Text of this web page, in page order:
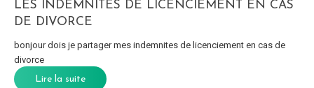
LES INDEMNITÉS DE LICENCIEMENT EN CAS
DE DIVORCE
bonjour dois je partager mes indemnites de licenciement en cas de
divorce
Lire la suite